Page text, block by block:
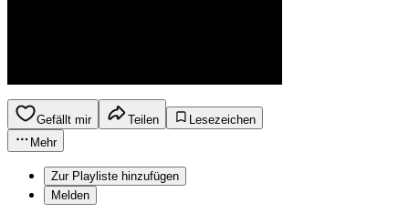
Gefällt mir Teilen
Lesezeichen
Mehr
Zur Playliste hinzufügen
Melden